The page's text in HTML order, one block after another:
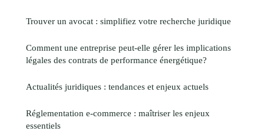
Trouver un avocat : simplifiez votre recherche juridique
Comment une entreprise peut-elle gérer les implications
légales des contrats de performance énergétique?
Actualités juridiques : tendances et enjeux actuels
Réglementation e-commerce : maîtriser les enjeux
essentiels